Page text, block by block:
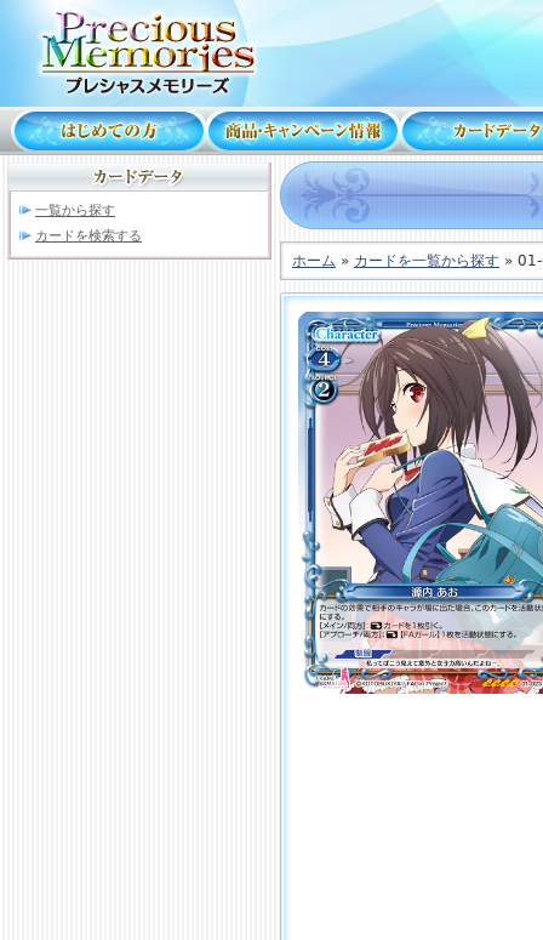
一覧から探す
カードを検索する
ホーム » カードを一覧から探す »